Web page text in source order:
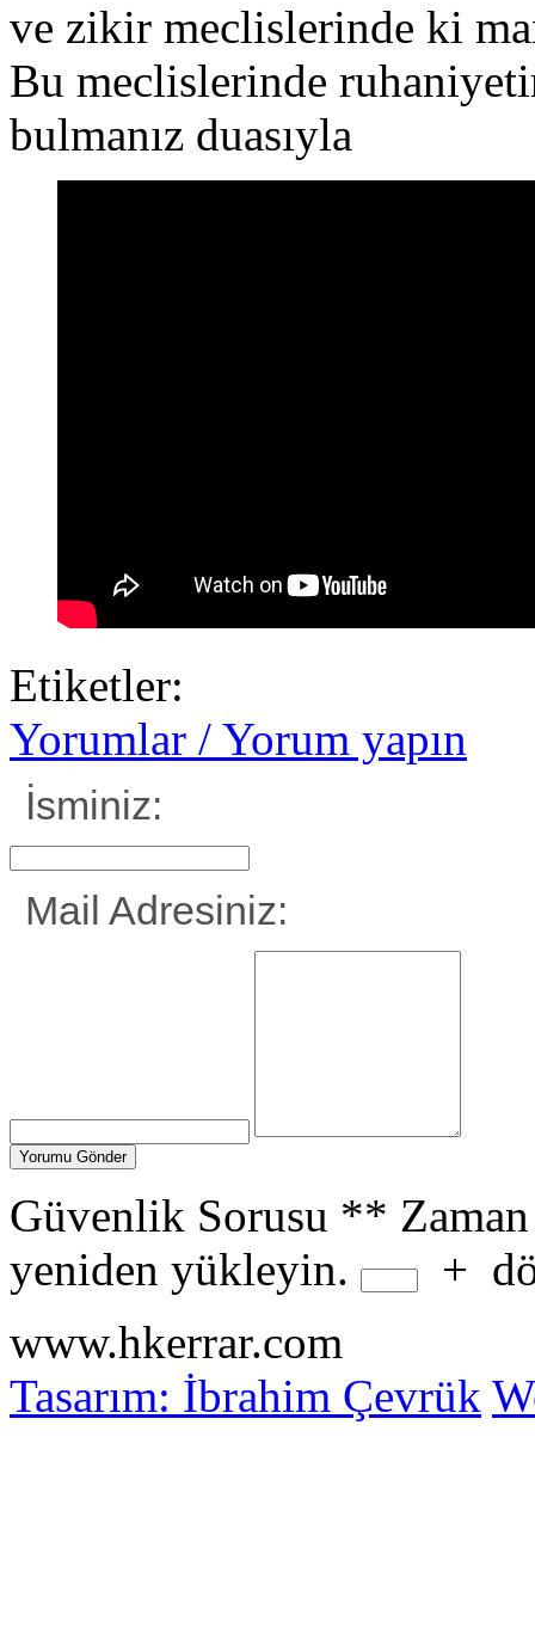
ve zikir meclislerinde ki
Bu meclislerinde
bulmanız duasıyla
Etiketler:
Yorumlar / Yorum yapın
İsminiz:
Mail Adresiniz:
Güvenlik Sorusu **
yeniden yükleyin.
+
www.hkerrar.com
Tasarım: İbrahim Çevrük